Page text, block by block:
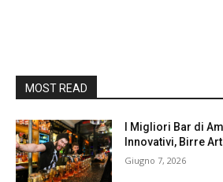
MOST READ
I Migliori Bar di
Innovativi, Birre
Giugno 7, 2026